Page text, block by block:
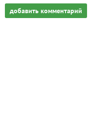
добавить комментарий